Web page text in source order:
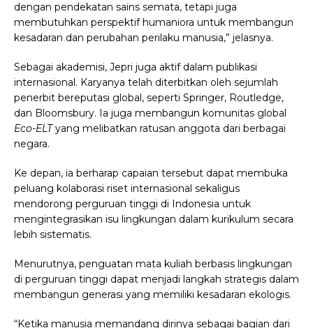
dengan pendekatan sains semata, tetapi juga
membutuhkan perspektif humaniora untuk membangun
kesadaran dan perubahan perilaku manusia,” jelasnya.
Sebagai akademisi, Jepri juga aktif dalam publikasi
internasional. Karyanya telah diterbitkan oleh sejumlah
penerbit bereputasi global, seperti Springer, Routledge,
dan Bloomsbury. Ia juga membangun komunitas global
Eco-ELTyang melibatkan ratusan anggota dari berbagai
negara.
Ke depan, ia berharap capaian tersebut dapat membuka
peluang kolaborasi riset internasional sekaligus
mendorong perguruan tinggi di Indonesia untuk
mengintegrasikan isu lingkungan dalam kurikulum secara
lebih sistematis.
Menurutnya, penguatan mata kuliah berbasis lingkungan
di perguruan tinggi dapat menjadi langkah strategis dalam
membangun generasi yang memiliki kesadaran ekologis.
“Ketika manusia memandang dirinya sebagai bagian dari